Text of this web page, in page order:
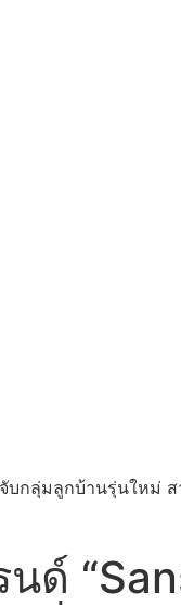
กลุ่มลูกบ้านรุ่นใหม่
ด์